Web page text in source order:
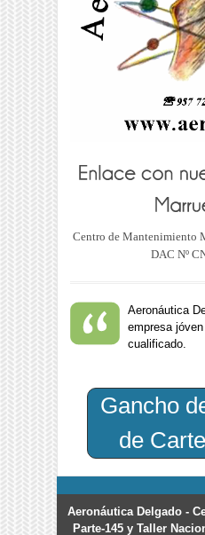
Centro de Mantenimiento
DAC Nº
Aeronáutica
empresa
cualificado.
Gancho
de
Aeronáutica Delgado -
Parte-145 y Taller